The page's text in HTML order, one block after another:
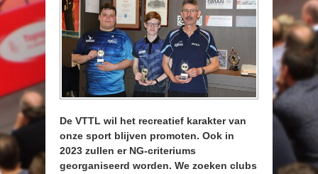
De VTTL wil het recreatief karakter van
onze sport blijven promoten. Ook in
2023 zullen er NG-criteriums
georganiseerd worden. We zoeken clubs